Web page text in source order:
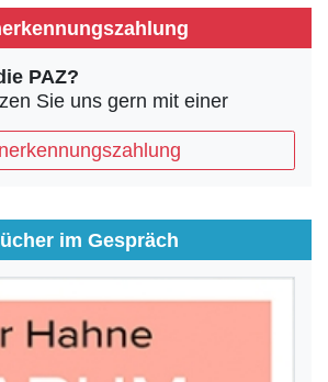
PAZ?
Sie uns gern mit einer
im Gespräch